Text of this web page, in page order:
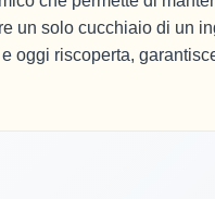
un solo cucchiaio di un
oggi riscoperta,